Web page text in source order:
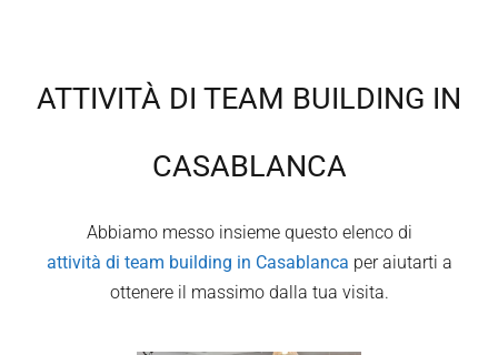
ATTIVITÀ DI TEAM BUILDING IN
CASABLANCA
Abbiamo messo insieme questo elenco di
attività di team building in Casablanca per aiutarti a
ottenere il massimo dalla tua visita.